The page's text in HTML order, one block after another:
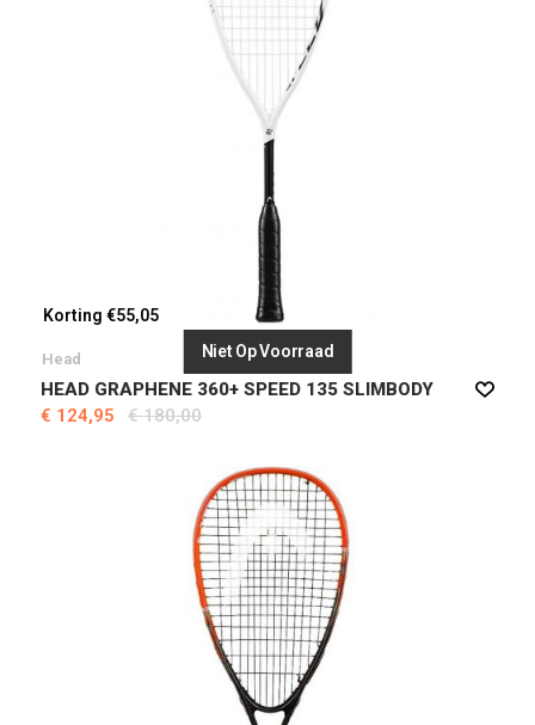
Niet Op Voorraad
Korting €55,05
Head
HEAD GRAPHENE 360+ SPEED 135 SLIMBODY
€ 124,95
€ 180,00